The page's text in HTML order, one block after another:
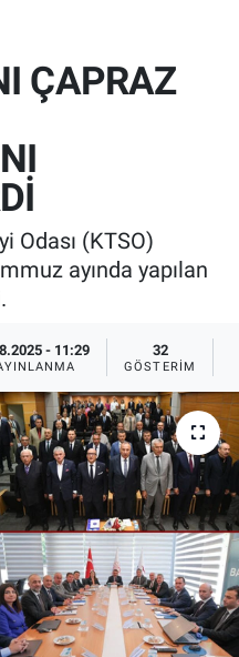
ÇAPRAZ
Odası (KTSO)
ayında yapılan
- 11:29 32
GÖSTERIM